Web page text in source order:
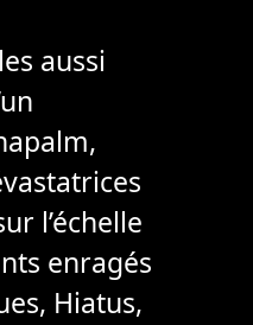
aussi
l’échelle
enragés
Hiatus,